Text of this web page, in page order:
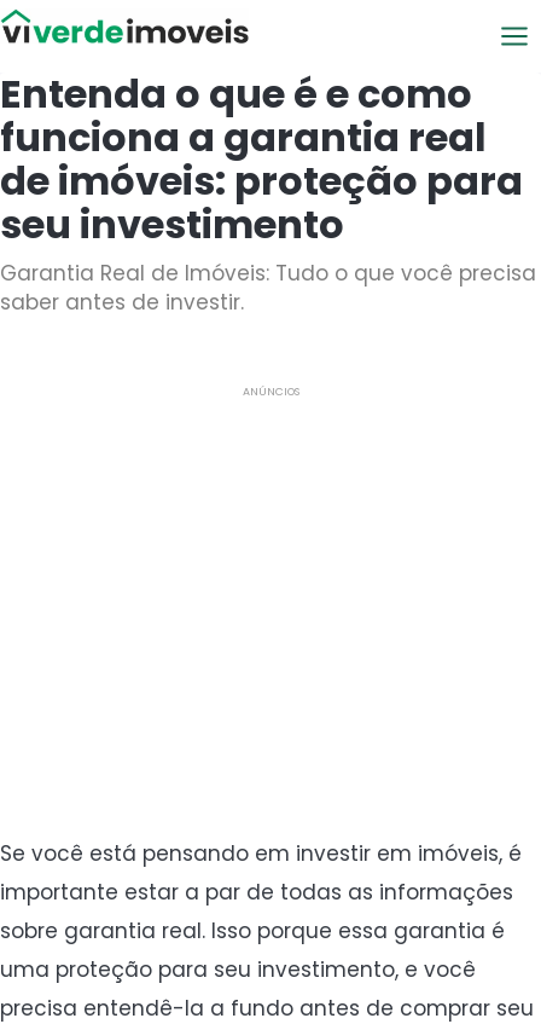
Viver de Imóveis
Entenda o que é e como
funciona a garantia real
de imóveis: proteção para
seu investimento
Garantia Real de Imóveis: Tudo o que você precisa
saber antes de investir.
ANÚNCIOS
Se você está pensando em investir em imóveis, é
importante estar a par de todas as informações
sobre garantia real. Isso porque essa garantia é
uma proteção para seu investimento, e você
precisa entendê-la a fundo antes de comprar seu